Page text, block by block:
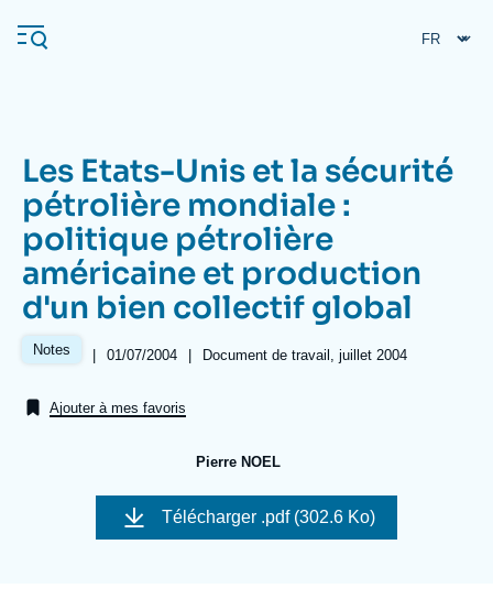
au
contenu
Navigation
principale
L'Ifri
Analyses
Se connecter
À propos de l'Ifri Recherches fréquentes
Les Etats-Unis et la sécurité
pétrolière mondiale :
politique pétrolière
américaine et production
d'un bien collectif global
Notes |
Date
publication
01/07/2004 | Références
Document de travail, juillet 2004
Ajouter à mes favoris
Pierre NOEL
Télécharger .pdf (302.6 Ko)